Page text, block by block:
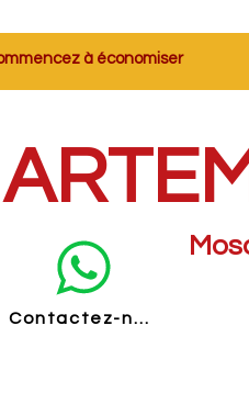
à économiser
Contactez-nous